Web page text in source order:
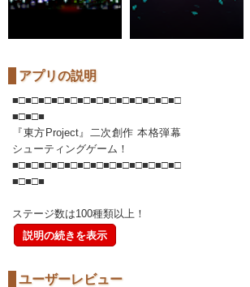
アプリの説明
■□■□■□■□■□■□■□■□■□■□■□■□■□
■□■□■
『東方Project』二次創作 本格弾幕
シューティングゲーム！
■□■□■□■□■□■□■□■□■□■□■□■□■□
■□■□■
ステージ数は100種類以上！
説明の続きを表示
ユーザーレビュー